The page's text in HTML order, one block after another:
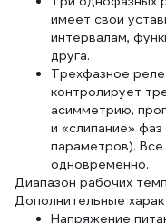
имеет свои
интервалам,
друга.
Трехфазное
контролирует
асимметрию,
и «слипание»
параметров).
одновременно.
Диапазон рабочих
Дополнительные
Напряжение